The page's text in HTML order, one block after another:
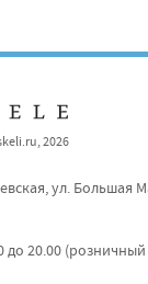
2026
ул. Большая
до 20.00